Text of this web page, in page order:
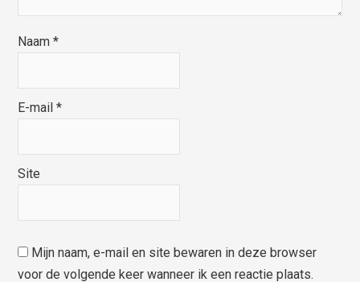
Naam*
E-mail*
Site
Mijn naam, e-mail en site bewaren in deze browser
voor de volgende keer wanneer ik een reactie plaats.